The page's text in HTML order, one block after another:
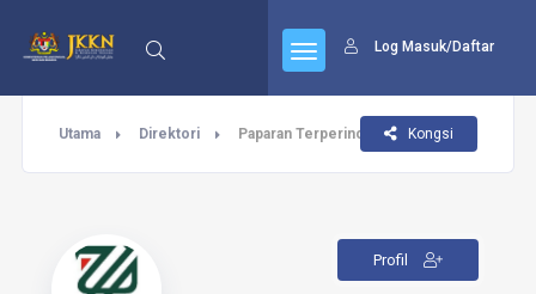
Log Masuk/Daftar
Utama Direktori Paparan Terperinci Kongsi
Profil